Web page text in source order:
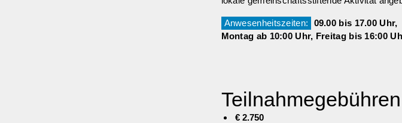
Anwesenheitszeiten:
09.00 bis 17.00 Uhr,
Montag ab 10:00 Uhr, Freitag bis 16:00
Teilnahmegebühren
€ 2.750